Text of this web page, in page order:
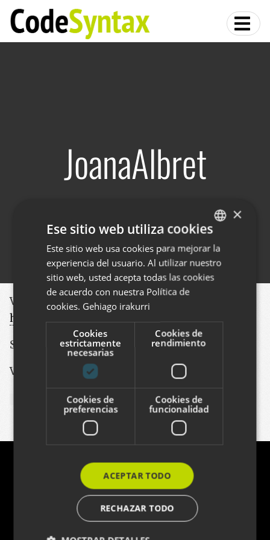
JoanaAlbret
Ver este proyecto
http://www.eibar.org/blogak/joana-albret
Seminario de bibliotecarios
Vea otros proyectos de este estilo
Azitain industrialdea 3K · E-20600 EIBAR
(+34) 943 82 17 80 ·info@codesyntax.com
BASQUE
SPANISH
×
Ese sitio web utiliza cookies
Este sitio web usa cookies para mejorar la
experiencia del usuario. Al utilizar nuestro
sitio web, usted acepta todas las cookies
de acuerdo con nuestra Política de
cookies. Gehiago irakurri
Cookies
estrictamente
necesarias
Cookies de
rendimiento
Cookies de
preferencias
Cookies de
funcionalidad
ACEPTAR TODO
RECHAZAR TODO